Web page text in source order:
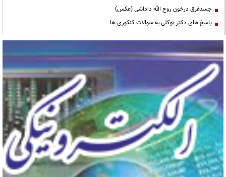
جسدغرق درخون روح الله داداشی (عکس)
پاسخ های دکتر توکلی به سوالات کنکوری ها